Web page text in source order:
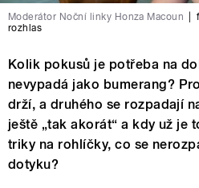
Moderátor Noční linky Honza Macoun
rozhlas
Kolik pokusů je potřeba na
nevypadá jako bumerang?
drží, a druhého se rozpadají
ještě „tak akorát“ a kdy už je
triky na rohlíčky, co se
dotyku?